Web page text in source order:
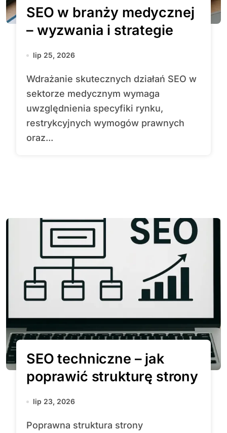
SEO w branży medycznej
– wyzwania i strategie
lip 25, 2026
Wdrażanie skutecznych działań SEO w
sektorze medycznym wymaga
uwzględnienia specyfiki rynku,
restrykcyjnych wymogów prawnych
oraz...
SEO techniczne – jak
poprawić strukturę strony
lip 23, 2026
Poprawna struktura strony